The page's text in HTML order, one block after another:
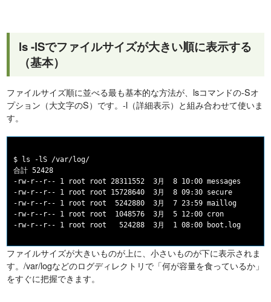
ls -lSでファイルサイズが大きい順に表示する
（基本）
ファイルサイズ順に並べる最も基本的な方法が、lsコマンドの-Sオ
プション（大文字のS）です。-l（詳細表示）と組み合わせて使いま
す。
$ ls -lS /var/log/
合計 52428
-rw-r--r-- 1 root root 28311552  3月  8 10:00 messages
-rw-r--r-- 1 root root 15728640  3月  8 09:30 secure
-rw-r--r-- 1 root root  5242880  3月  7 23:59 maillog
-rw-r--r-- 1 root root  1048576  3月  5 12:00 cron
ファイルサイズが大きいものが上に、小さいものが下に表示されま
す。/var/logなどのログディレクトリで「何が容量を食っているか」
をすぐに把握できます。